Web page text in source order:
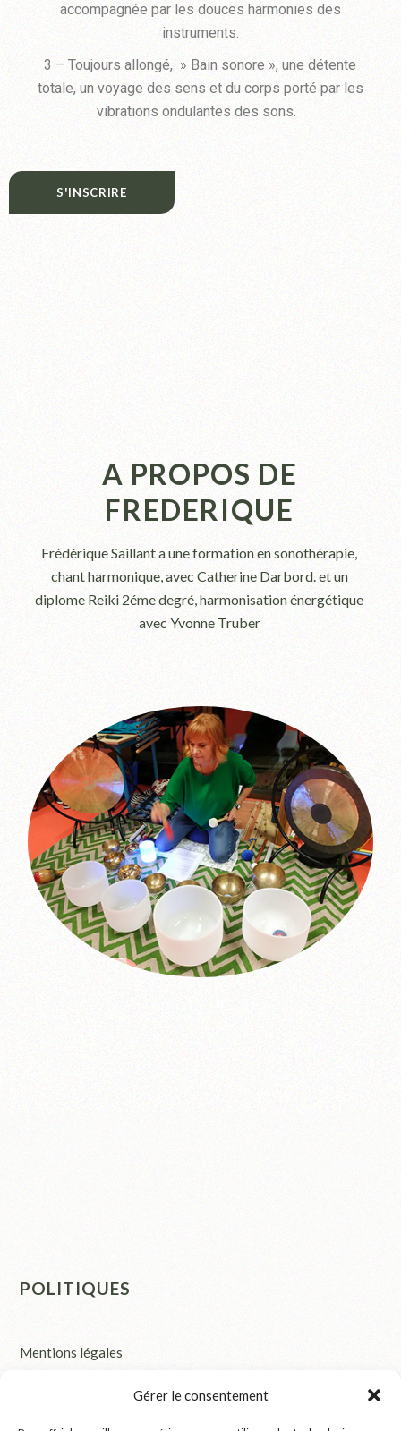
Gérer le consentement
accompagnée par les douces harmonies des
instruments.
3 – Toujours allongé, » Bain sonore », une détente
totale, un voyage des sens et du corps porté par les
vibrations ondulantes des sons.
S'INSCRIRE
A PROPOS DE
FREDERIQUE
Frédérique Saillant a une formation en sonothérapie,
chant harmonique, avec Catherine Darbord. et un
diplome Reiki 2éme degré, harmonisation énergétique
avec Yvonne Truber
POLITIQUES
Mentions légales